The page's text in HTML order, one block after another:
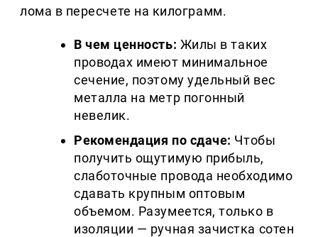
лома в пересчете на килограмм.
В чем ценность: Жилы в таких
проводах имеют минимальное
сечение, поэтому удельный вес
металла на метр погонный
невелик.
Рекомендация по сдаче: Чтобы
получить ощутимую прибыль,
слаботочные провода необходимо
сдавать крупным оптовым
объемом. Разумеется, только в
изоляции — ручная зачистка сотен